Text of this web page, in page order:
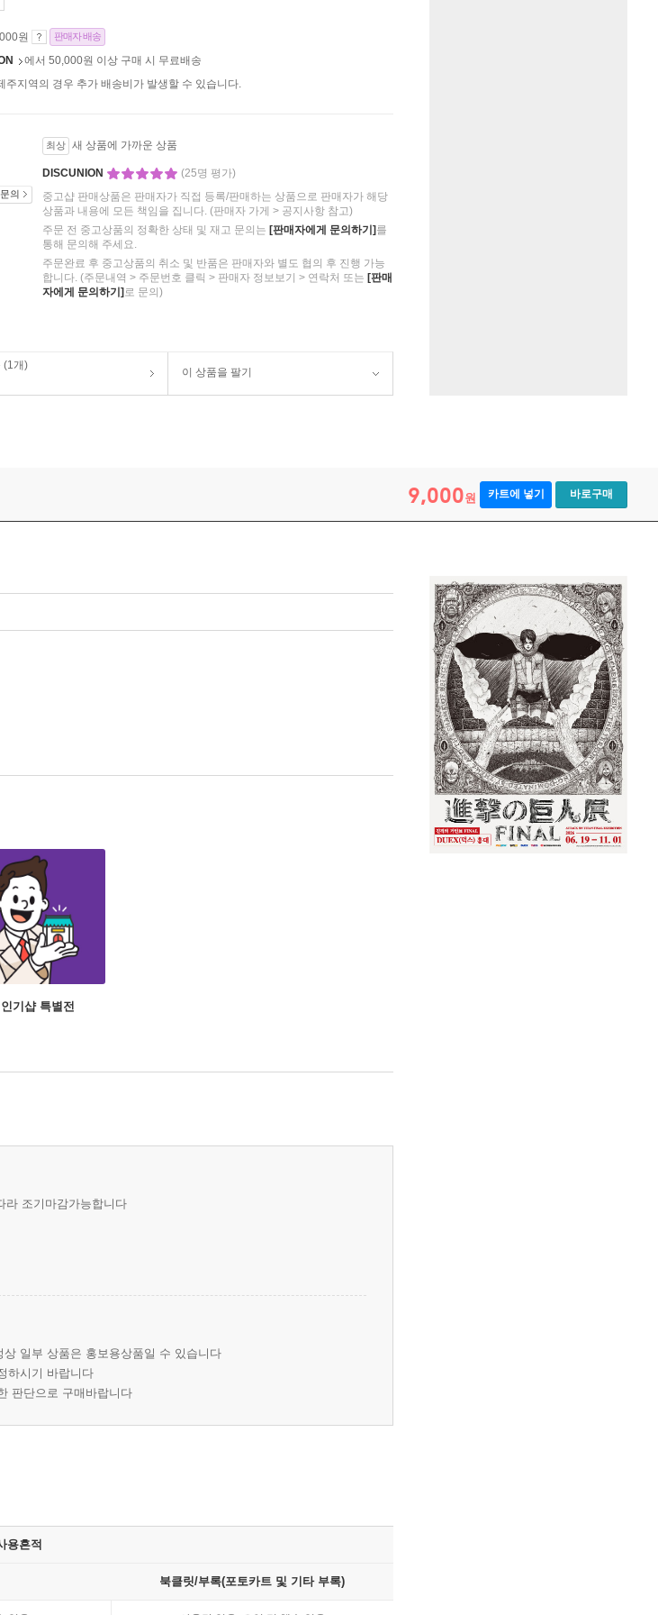
원 판매자 배송
에서 50,000원 이상 구매 시 무료배송
주지역의 경우 추가 배송비가 발생할 수 있습니다.
최상 새 상품에 가까운 상품
의
DISCUNION
(25명 평가)
중고샵 판매상품은 판매자가 직접 등록/판매하는 상품으로 판매자가 해당
상품과 내용에 모든 책임을 집니다. (판매자 가게 > 공지사항 참고)
주문 전 중고상품의 정확한 상태 및 재고 문의는 [판매자에게 문의하기] 를
통해 문의해 주세요.
주문완료 후 중고상품의 취소 및 반품은 판매자와 별도 협의 후 진행 가능
합니다. (주문내역 > 주문번호 클릭 > 판매자 정보보기 > 연락처 또는 [판매
자에게 문의하기] 로 문의)
(1개)
이 상품을 팔기
9,000원 카트에 넣기 바로구매
기샵 특별전
라 조기마감가능합니다
일부 상품은 홍보용상품일 수 있습니다
하시기 바랍니다
판단으로 구매바랍니다
용흔적
북클릿/부록(포토카트 및 기타 부록)